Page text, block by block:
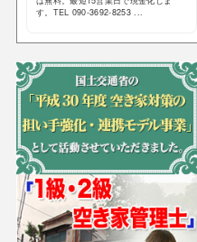
す。TEL 090-3692-8253 ...